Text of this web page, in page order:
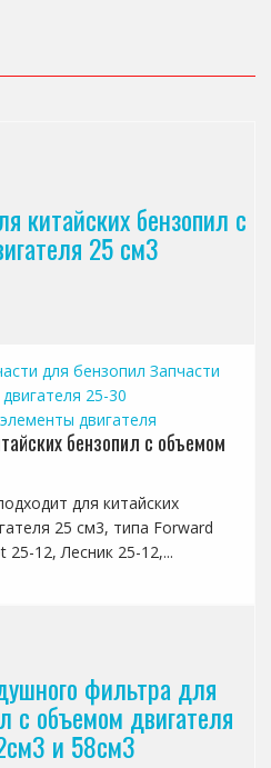
китайских бензопил с
25 см3
для бензопил Запчасти
25-30
двигателя
бензопил с объемом
для китайских
25 см3, типа Forward
25-12, Лесник 25-12,...
фильтра для
с объемом двигателя
и 58см3